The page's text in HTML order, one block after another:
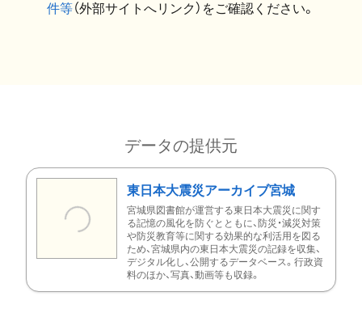
件等（外部サイトへリンク）をご確認ください。
データの提供元
東日本大震災アーカイブ宮城
宮城県図書館が運営する東日本大震災に関す
る記憶の風化を防ぐとともに、防災・減災対策
や防災教育等に関する効果的な利活用を図る
ため、宮城県内の東日本大震災の記録を収集、
デジタル化し、公開するデータベース。行政資
料のほか、写真、動画等も収録。